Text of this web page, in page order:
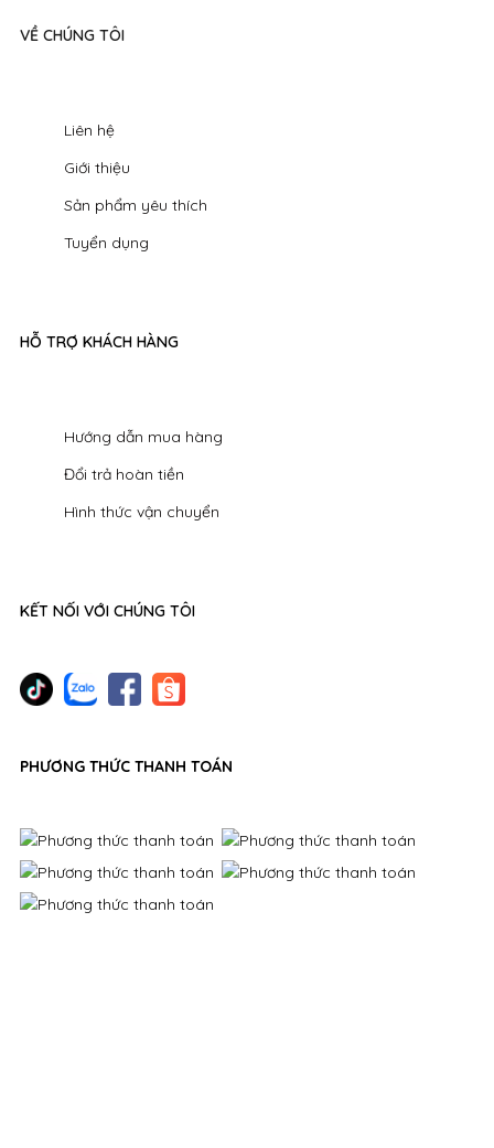
VỀ CHÚNG TÔI
Liên hệ
Giới thiệu
Sản phẩm yêu thích
Tuyển dụng
HỖ TRỢ KHÁCH HÀNG
Hướng dẫn mua hàng
Đổi trả hoàn tiền
Hình thức vận chuyển
KẾT NỐI VỚI CHÚNG TÔI
PHƯƠNG THỨC THANH TOÁN